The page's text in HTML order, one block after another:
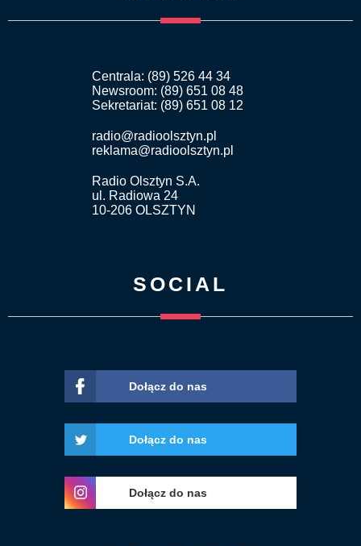
Centrala: (89) 526 44 34
Newsroom: (89) 651 08 48
Sekretariat: (89) 651 08 12
radio@radioolsztyn.pl
reklama@radioolsztyn.pl
Radio Olsztyn S.A.
ul. Radiowa 24
10-206 OLSZTYN
SOCIAL
Dołącz do nas
Dołącz do nas
Dołącz do nas